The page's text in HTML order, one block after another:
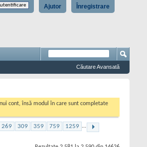
Înregistrare
Ajutor
Căutare Avansată
cont, însă modul în care sunt completate
269 309 359 759 1259 ...